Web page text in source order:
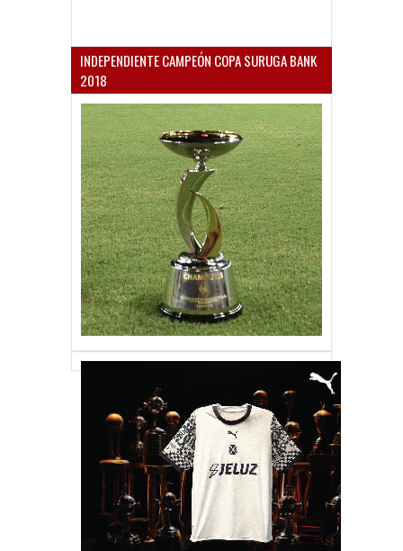
INDEPENDIENTE CAMPEÓN COPA SURUGA BANK
2018